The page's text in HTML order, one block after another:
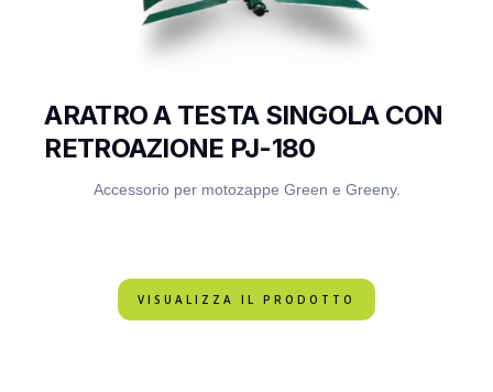
ARATRO A TESTA SINGOLA CON
RETROAZIONE PJ-180
Accessorio per motozappe Green e Greeny.
VISUALIZZA IL PRODOTTO